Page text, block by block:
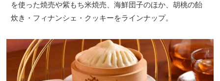
を使った焼売や紫もち米焼売、海鮮団子のほか、胡桃の飴
炊き・フィナンシェ・クッキーをラインナップ。